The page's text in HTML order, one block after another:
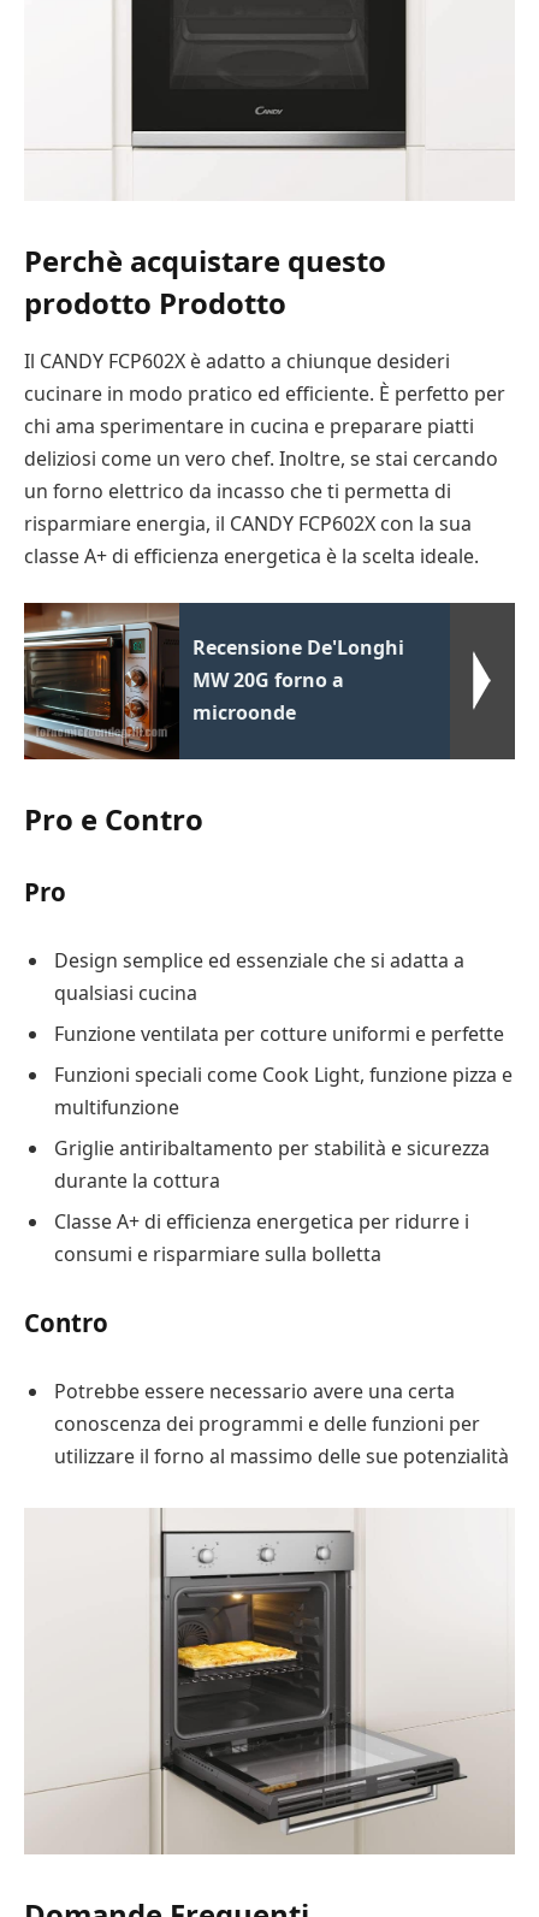
Perchè acquistare questo
prodotto Prodotto
Il CANDY FCP602X è adatto a chiunque desideri
cucinare in modo pratico ed efficiente. È perfetto per
chi ama sperimentare in cucina e preparare piatti
deliziosi come un vero chef. Inoltre, se stai cercando
un forno elettrico da incasso che ti permetta di
risparmiare energia, il CANDY FCP602X con la sua
classe A+ di efficienza energetica è la scelta ideale.
Recensione De'Longhi
MW 20G forno a
microonde
Pro e Contro
Pro
Design semplice ed essenziale che si adatta a
qualsiasi cucina
Funzione ventilata per cotture uniformi e perfette
Funzioni speciali come Cook Light, funzione pizza e
multifunzione
Griglie antiribaltamento per stabilità e sicurezza
durante la cottura
Classe A+ di efficienza energetica per ridurre i
consumi e risparmiare sulla bolletta
Contro
Potrebbe essere necessario avere una certa
conoscenza dei programmi e delle funzioni per
utilizzare il forno al massimo delle sue potenzialità